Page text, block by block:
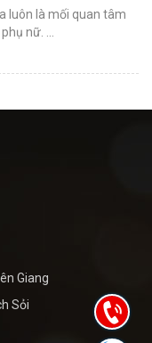
luôn là mối quan tâm
nữ. ...
Giang
Sỏi